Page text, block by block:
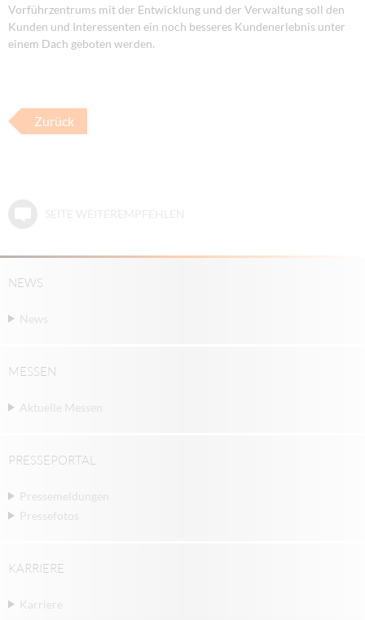
Vorführzentrums mit der Entwicklung und der Verwaltung soll den
Kunden und Interessenten ein noch besseres Kundenerlebnis unter
einem Dach geboten werden.
Zurück
NEWS
News
MESSEN
Aktuelle Messen
PRESSEPORTAL
Pressemeldungen
Pressefotos
KARRIERE
Karriere